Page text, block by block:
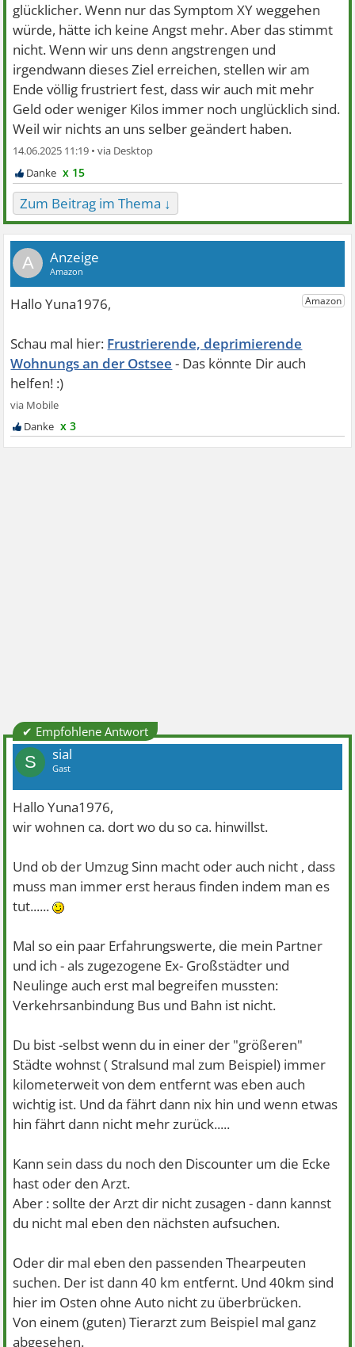
glücklicher. Wenn nur das Symptom XY weggehen
würde, hätte ich keine Angst mehr. Aber das stimmt
nicht. Wenn wir uns denn angstrengen und
irgendwann dieses Ziel erreichen, stellen wir am
Ende völlig frustriert fest, dass wir auch mit mehr
Geld oder weniger Kilos immer noch unglücklich sind.
Weil wir nichts an uns selber geändert haben.
14.06.2025 11:19 •
x 15
Zum Beitrag im Thema ↓
A
Frustrierende, deprimierende
Wohnungs an der Ostsee
x 3
✔ Empfohlene Antwort
S sial
Gast
Hallo Yuna1976,
wir wohnen ca. dort wo du so ca. hinwillst.
Und ob der Umzug Sinn macht oder auch nicht , dass
muss man immer erst heraus finden indem man es
tut......
Mal so ein paar Erfahrungswerte, die mein Partner
und ich - als zugezogene Ex- Großstädter und
Neulinge auch erst mal begreifen mussten:
Verkehrsanbindung Bus und Bahn ist nicht.
Du bist -selbst wenn du in einer der "größeren"
Städte wohnst ( Stralsund mal zum Beispiel) immer
kilometerweit von dem entfernt was eben auch
wichtig ist. Und da fährt dann nix hin und wenn etwas
hin fährt dann nicht mehr zurück.....
Kann sein dass du noch den Discounter um die Ecke
hast oder den Arzt.
Aber : sollte der Arzt dir nicht zusagen - dann kannst
du nicht mal eben den nächsten aufsuchen.
Oder dir mal eben den passenden Thearpeuten
suchen. Der ist dann 40 km entfernt. Und 40km sind
hier im Osten ohne Auto nicht zu überbrücken.
Von einem (guten) Tierarzt zum Beispiel mal ganz
abgesehen.